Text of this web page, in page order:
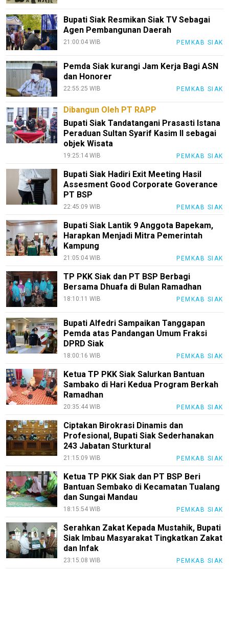
Bupati Siak Resmikan Siak TV Sebagai
Agen Pembangunan Daerah
21:00:04 WIB PEMKAB SIAK
Pemda Siak kurangi Jam Kerja Bagi ASN
dan Honorer
22:55:25 WIB PEMKAB SIAK
Dibangun Oleh PT RAPP
Bupati Siak Tandatangani Prasasti Istana
Peraduan Sultan Syarif Kasim II sebagai
objek Wisata
19:25:14 WIB PEMKAB SIAK
Bupati Siak Hadiri Exit Meeting Hasil
Assesment Good Corporate Goverance
PT BSP
22:45:09 WIB PEMKAB SIAK
Bupati Siak Lantik 9 Anggota Bapekam,
Harapkan Menjadi Mitra Pemerintah
Kampung
21:05:04 WIB PEMKAB SIAK
TP PKK Siak dan PT BSP Berbagi
Bersama Dhuafa di Bulan Ramadhan
18:10:11 WIB PEMKAB SIAK
Bupati Alfedri Sampaikan Tanggapan
Pemda atas Pandangan Umum Fraksi
DPRD Siak
18:00:16 WIB PEMKAB SIAK
Ketua TP PKK Siak Salurkan Bantuan
Sambako di Hari Kedua Program Berkah
Ramadhan
20:35:44 WIB PEMKAB SIAK
Ciptakan Birokrasi Dinamis dan
Profesional, Bupati Siak Sederhanakan
243 Jabatan Sturktural
21:15:09 WIB PEMKAB SIAK
Ketua TP PKK Siak dan PT BSP Beri
Bantuan Sembako di Kecamatan Tualang
dan Sungai Mandau
18:15:54 WIB PEMKAB SIAK
Serahkan Zakat Kepada Mustahik, Bupati
Siak Imbau Masyarakat Tingkatkan Zakat
dan Infak
23:15:08 WIB PEMKAB SIAK